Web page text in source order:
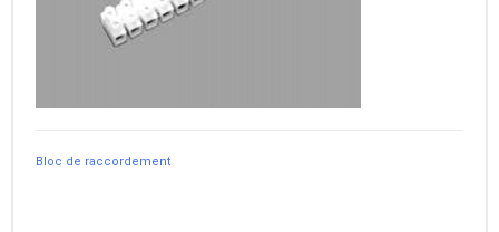
Bloc de raccordement